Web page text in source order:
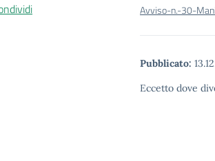
Avviso-n.-30-
Pubblicato:
Eccetto dove